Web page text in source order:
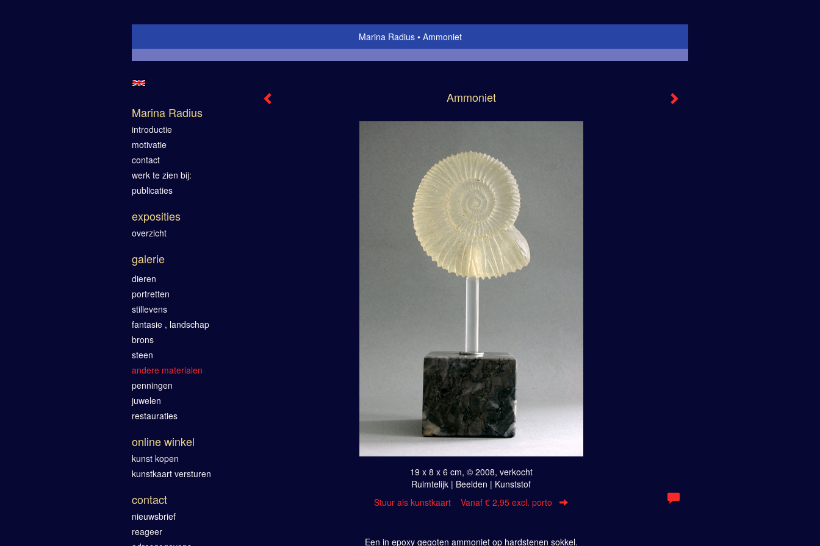
Marina Radius Ammoniet
Ammoniet
19 x 8 x 6 cm, © 2008, verkocht
Ruimtelijk | Beelden | Kunststof
Stuur als kunstkaart Vanaf € 2,95 excl. porto
Een in epoxy gegoten ammoniet op hardstenen sokkel.
Marina Radius
introductie
motivatie
contact
werk te zien bij:
publicaties
exposities
overzicht
galerie
dieren
portretten
stillevens
fantasie , landschap
brons
steen
andere materialen
penningen
juwelen
restauraties
online winkel
kunst kopen
kunstkaart versturen
contact
nieuwsbrief
reageer